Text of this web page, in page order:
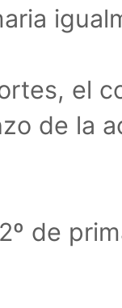
el
de la
de